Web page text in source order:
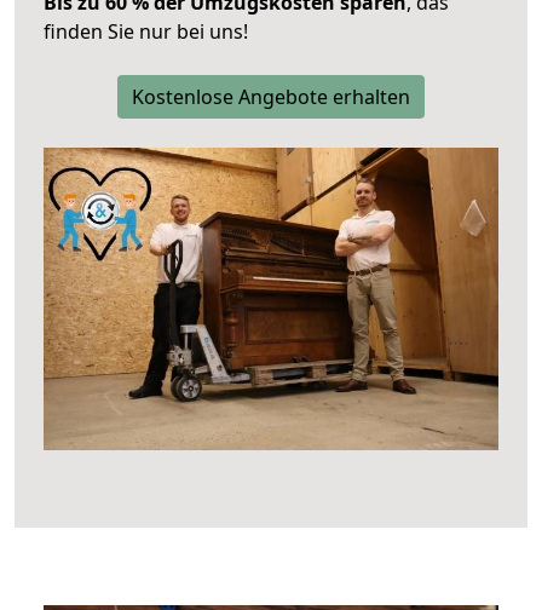
finden Sie nur bei uns!
Kostenlose Angebote erhalten